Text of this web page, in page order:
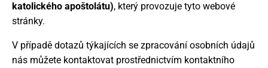
katolického apoštolátu), který provozuje tyto webové
stránky.
V případě dotazů týkajících se zpracování osobních údajů
nás můžete kontaktovat prostřednictvím kontaktního